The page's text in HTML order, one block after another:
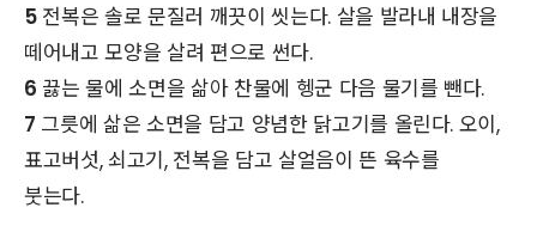
5전복은 솔로 문질러 깨끗이 씻는다. 살을 발라내 내장을
떼어내고 모양을 살려 편으로 썬다.
6 끓는 물에 소면을 삶아 찬물에 헹군 다음 물기를 뺀다.
7 그릇에 삶은 소면을 담고 양념한 닭고기를 올린다. 오이,
표고버섯, 쇠고기, 전복을 담고 살얼음이 뜬 육수를
붓는다.